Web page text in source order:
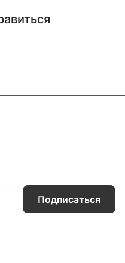
Подписаться